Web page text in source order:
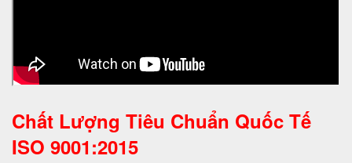
Chất Lượng Tiêu Chuẩn Quốc Tế
ISO 9001:2015